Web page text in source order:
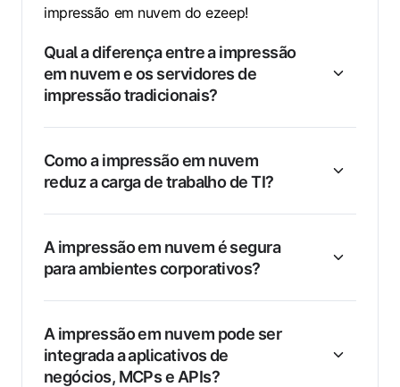
impressão em nuvem do ezeep!
Qual a diferença entre a impressão
em nuvem e os servidores de
impressão tradicionais?
Como a impressão em nuvem
reduz a carga de trabalho de TI?
A impressão em nuvem é segura
para ambientes corporativos?
A impressão em nuvem pode ser
integrada a aplicativos de
negócios, MCPs e APIs?